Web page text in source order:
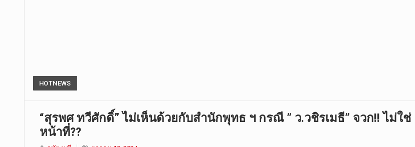
HOTNEWS
“สุรพศ ทวีศักดิ์” ไม่เห็นด้วยกับสำนักพุทธ ฯ กรณี ” ว.วชิรเมธี” จวก!! ไม่ใช่
หน้าที่??